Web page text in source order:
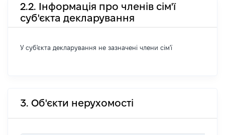
2.2. Інформація про членів сім'ї
суб'єкта декларування
У суб'єкта декларування не зазначені члени сім'ї
3. Об'єкти нерухомості